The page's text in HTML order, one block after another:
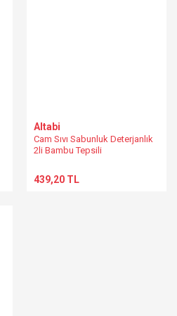
Altabi
Cam Sıvı Sabunluk Deterjanlık
2li Bambu Tepsili
439,20 TL